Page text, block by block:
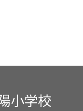
小学校